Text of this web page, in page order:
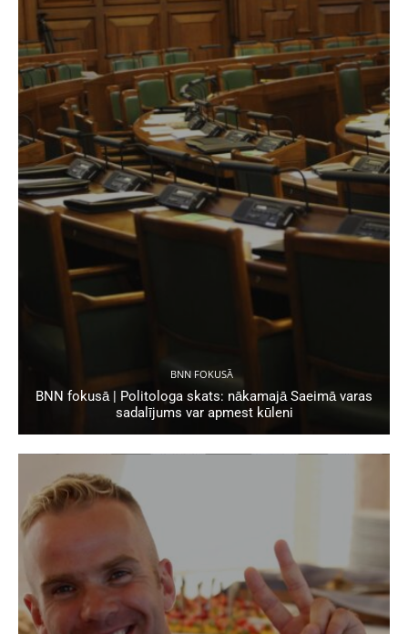
BNN FOKUSĀ
BNN fokusā | Politologa skats: nākamajā Saeimā varas
sadalījums var apmest kūleni